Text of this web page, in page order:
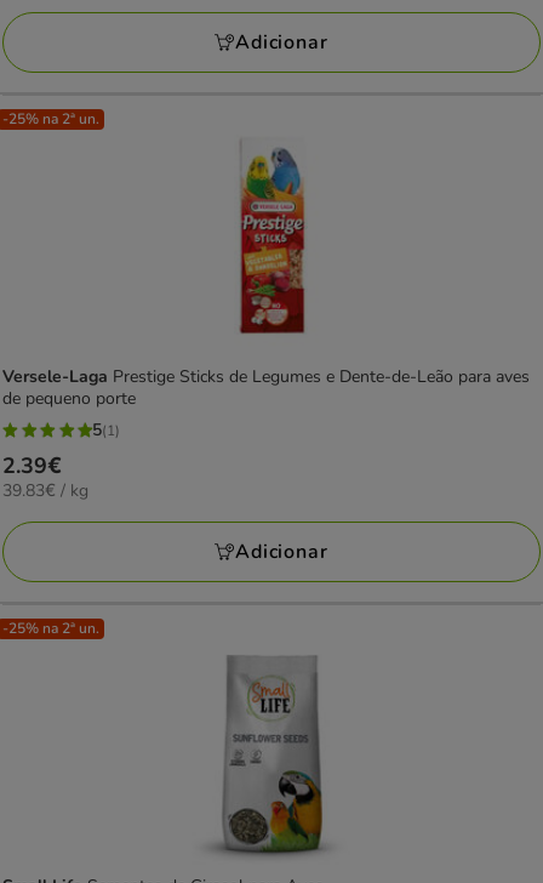
KG
Adicionar
-25% na 2ª un.
Versele-Laga Prestige Sticks de Legumes e Dente-de-Leão para aves
de pequeno porte
5
estrelas
com
1
avaliações
5(1)
Preço
2.39€
2.39€
39.83€
KG
39.83€ / kg
Adicionar
-25% na 2ª un.